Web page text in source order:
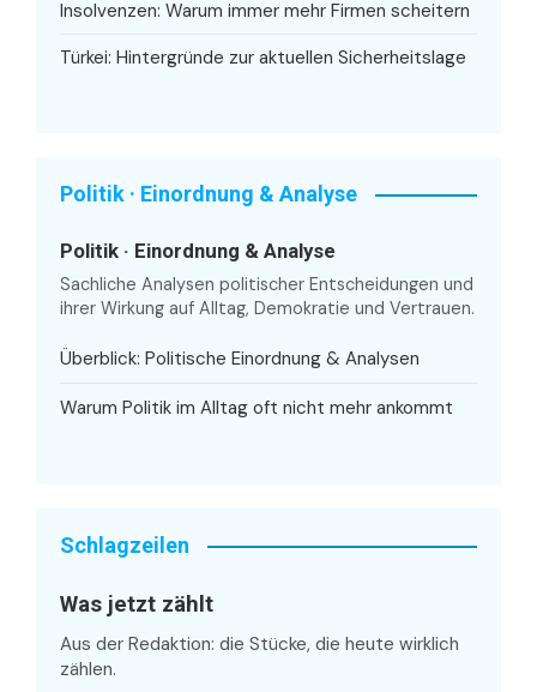
Insolvenzen: Warum immer mehr Firmen scheitern
Türkei: Hintergründe zur aktuellen Sicherheitslage
Politik · Einordnung & Analyse
Politik · Einordnung & Analyse
Sachliche Analysen politischer Entscheidungen und
ihrer Wirkung auf Alltag, Demokratie und Vertrauen.
Überblick: Politische Einordnung & Analysen
Warum Politik im Alltag oft nicht mehr ankommt
Schlagzeilen
Was jetzt zählt
Aus der Redaktion: die Stücke, die heute wirklich
zählen.